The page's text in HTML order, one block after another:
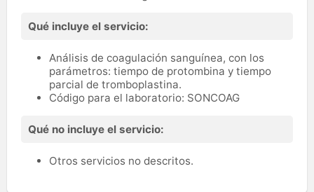
Qué incluye el servicio:
Análisis de coagulación sanguínea, con los
parámetros: tiempo de protombina y tiempo
parcial de tromboplastina.
Código para el laboratorio: SONCOAG
Qué no incluye el servicio:
Otros servicios no descritos.